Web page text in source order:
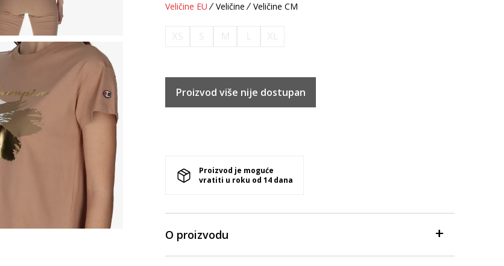
Veličine EU Veličine Veličine CM
Proizvod više nije dostupan
Proizvod je moguće
vratiti u roku od 14 dana
O proizvodu